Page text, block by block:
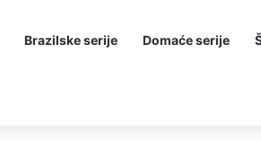
Brazilske serije Domaće serije